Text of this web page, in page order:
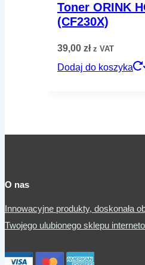
Toner ORINK
(CF230X)
39,00 zł z VAT
Dodaj do koszyka
O nas
Innowacyjne produkty, doskonała
Twojego ulubionego sklepu